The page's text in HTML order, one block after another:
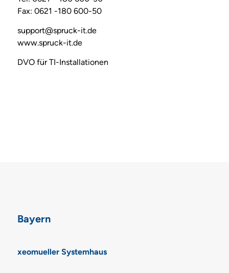
Fax: 0621 -180 600-50
support@spruck-it.de
www.spruck-it.de
DVO für TI-Installationen
Bayern
xeomueller Systemhaus